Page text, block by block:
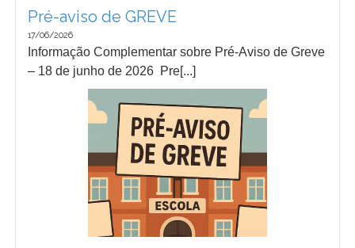
Pré-aviso de GREVE
17/06/2026
Informação Complementar sobre Pré-Aviso de Greve
– 18 de junho de 2026 Pre[...]